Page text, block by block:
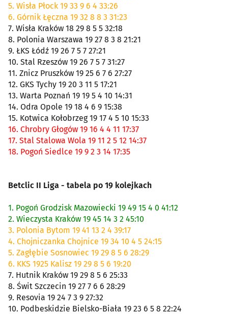
5. Wisła Płock 19 33 9 6 4 33:26
6. Górnik Łęczna 19 32 8 8 3 31:23
7. Wisła Kraków 18 29 8 5 5 32:18
8. Polonia Warszawa 19 27 8 3 8 21:21
9. ŁKS Łódź 19 26 7 5 7 27:21
10. Stal Rzeszów 19 26 7 5 7 31:27
11. Znicz Pruszków 19 25 6 7 6 27:27
12. GKS Tychy 19 20 3 11 5 17:21
13. Warta Poznań 19 19 5 4 10 14:31
14. Odra Opole 19 18 4 6 9 15:38
15. Kotwica Kołobrzeg 19 17 4 5 10 15:33
16. Chrobry Głogów 19 16 4 4 11 17:37
17. Stal Stalowa Wola 19 11 2 5 12 14:37
18. Pogoń Siedlce 19 9 2 3 14 17:35
Betclic II Liga - tabela po 19 kolejkach
1. Pogoń Grodzisk Mazowiecki 19 49 15 4 0 41:12
2. Wieczysta Kraków 19 45 14 3 2 45:10
3. Polonia Bytom 19 41 13 2 4 39:17
4. Chojniczanka Chojnice 19 34 10 4 5 24:15
5. Zagłębie Sosnowiec 19 29 8 5 6 28:29
6. KKS 1925 Kalisz 19 29 8 5 6 19:20
7. Hutnik Kraków 19 29 8 5 6 25:33
8. Świt Szczecin 19 27 7 6 6 28:29
9. Resovia 19 24 7 3 9 27:32
10. Podbeskidzie Bielsko-Biała 19 23 6 5 8 22:24